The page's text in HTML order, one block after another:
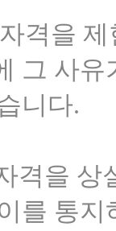
격을
그 사
니다.
격을 상
를 통